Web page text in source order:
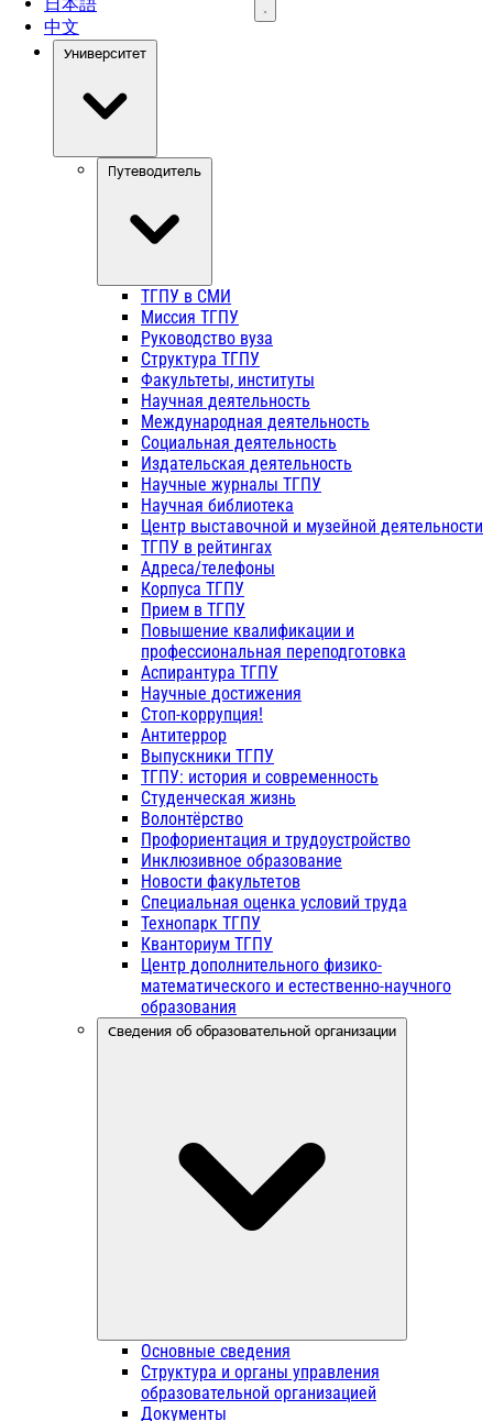
中文
Университет
Путеводитель
ТГПУ в СМИ
Миссия ТГПУ
Руководство вуза
Структура ТГПУ
Факультеты, институты
Научная деятельность
Международная деятельность
Социальная деятельность
Издательская деятельность
Научные журналы ТГПУ
Научная библиотека
Центр выставочной и музейной деятельности
ТГПУ в рейтингах
Адреса/телефоны
Корпуса ТГПУ
Прием в ТГПУ
Повышение квалификации и
профессиональная переподготовка
Аспирантура ТГПУ
Научные достижения
Стоп-коррупция!
Антитеррор
Выпускники ТГПУ
ТГПУ: история и современность
Студенческая жизнь
Волонтёрство
Профориентация и трудоустройство
Инклюзивное образование
Новости факультетов
Специальная оценка условий труда
Технопарк ТГПУ
Кванториум ТГПУ
Центр дополнительного физико-
математического и естественно-научного
образования
Сведения об образовательной организации
Основные сведения
Структура и органы управления
образовательной организацией
Документы